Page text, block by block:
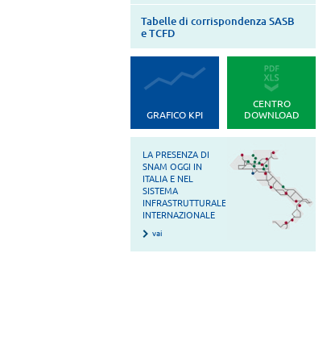
Tabelle di corrispondenza SASB
e TCFD
GRAFICO KPI
CENTRO
DOWNLOAD
LA PRESENZA DI
SNAM OGGI IN
ITALIA E NEL
SISTEMA
INFRASTRUTTURALE
INTERNAZIONALE
vai